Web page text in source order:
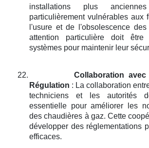
installations plus
particulièrement vulnérables aux
l'usure et de l'obsolescence
attention particulière doit
systèmes pour maintenir leur
22.
Collaboration
Régulation : La collaboration
techniciens et les autorités
essentielle pour améliorer les
des chaudières à gaz. Cette
développer des réglementations
efficaces.